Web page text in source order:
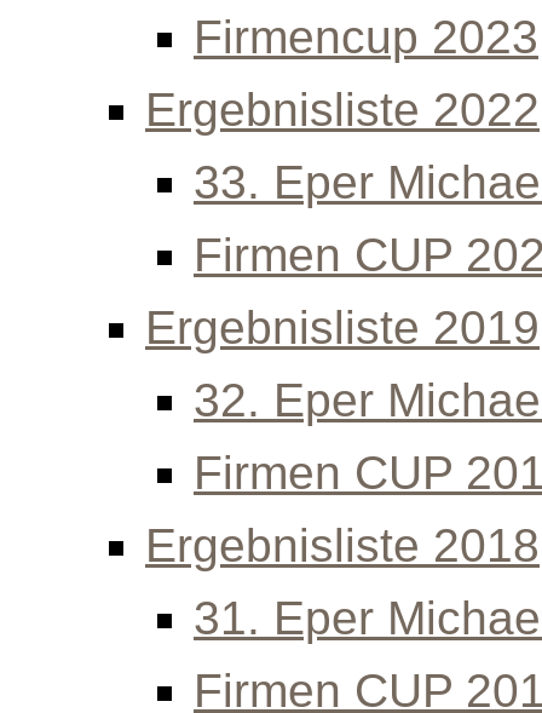
Firmencup 2023
Ergebnisliste 2022
33. Eper
Firmen CUP
Ergebnisliste 2019
32. Eper
Firmen CUP
Ergebnisliste 2018
31. Eper
Firmen CUP